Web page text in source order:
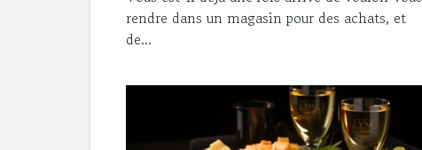
rendre dans un magasin pour des achats, et
de...